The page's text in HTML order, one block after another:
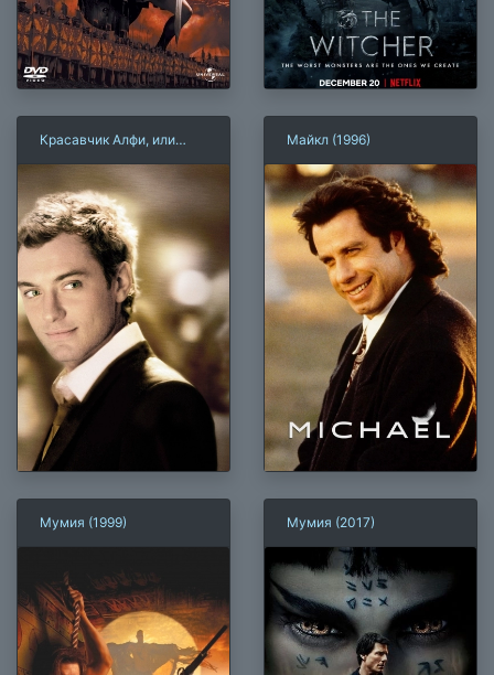
Красавчик Алфи, или
Майкл (1996)
Мумия (1999) Мумия (2017)